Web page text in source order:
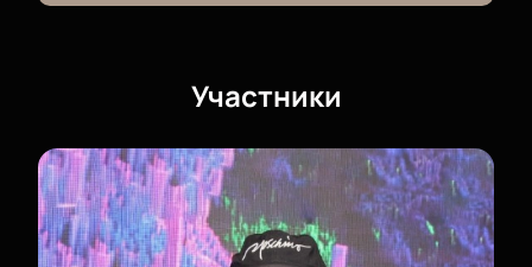
Где и как купить билеты на спектакль
Театра «Ателье» «Высокие отношения»
онлайн?
Билеты доступны для заказа на нашем сайте.
Выберите места на интерактивной схеме зала —
система покажет свободные позиции и стоимость
Участники